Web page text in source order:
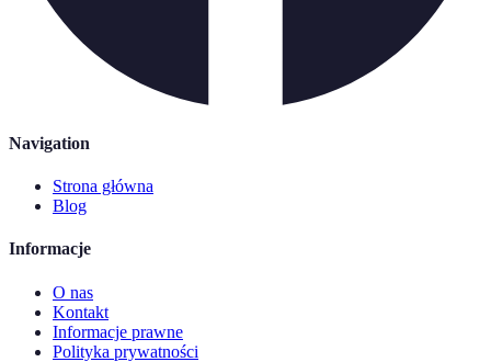
Navigation
Strona główna
Blog
Informacje
O nas
Kontakt
Informacje prawne
Polityka prywatności